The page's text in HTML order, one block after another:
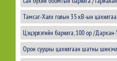
Тамсаг-Халх голын 35 кВ-ын
Цэцэрлэгийн барилга, 100 ор /
Орон сууцны цахилгаан шатны